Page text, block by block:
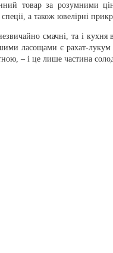
товар за розумними
а також ювелірні
смачні, та і
ласощами є рахат-
– і це лише частина